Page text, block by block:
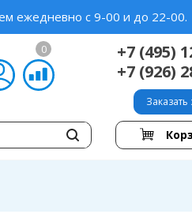
ежедневно с 9-00 и до 22-00.
0
+7 (495)
+7 (926)
Заказать